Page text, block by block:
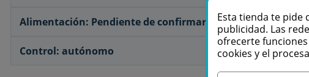
Alimentación: Pendiente de confirmar Control: aut
Control: autónomo
Esta tienda te pide
publicidad. Las
ofrecerte
cookies y el